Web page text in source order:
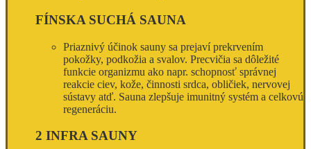
FÍNSKA SUCHÁ SAUNA
Priaznivý účinok sauny sa prejaví prekrvením
pokožky, podkožia a svalov. Precvičia sa dôležité
funkcie organizmu ako napr. schopnosť správnej
reakcie ciev, kože, činnosti srdca, obličiek, nervovej
sústavy atď. Sauna zlepšuje imunitný systém a celkovú
regeneráciu.
2 INFRA SAUNY